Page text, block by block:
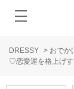
DRESSY > おでか
♡恋愛運を格上げ